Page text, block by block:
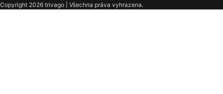
Copyright 2026 trivago | Všechna práva vyhrazena.